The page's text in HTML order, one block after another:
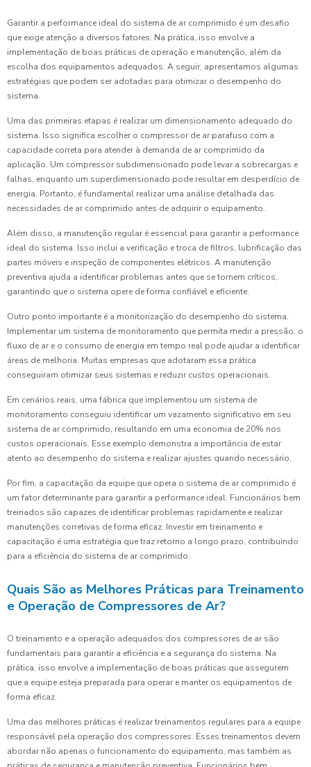
Garantir a performance ideal do sistema de ar comprimido é um desafio
que exige atenção a diversos fatores. Na prática, isso envolve a
implementação de boas práticas de operação e manutenção, além da
escolha dos equipamentos adequados. A seguir, apresentamos algumas
estratégias que podem ser adotadas para otimizar o desempenho do
sistema.
Uma das primeiras etapas é realizar um dimensionamento adequado do
sistema. Isso significa escolher o compressor de ar parafuso com a
capacidade correta para atender à demanda de ar comprimido da
aplicação. Um compressor subdimensionado pode levar a sobrecargas e
falhas, enquanto um superdimensionado pode resultar em desperdício de
energia. Portanto, é fundamental realizar uma análise detalhada das
necessidades de ar comprimido antes de adquirir o equipamento.
Além disso, a manutenção regular é essencial para garantir a performance
ideal do sistema. Isso inclui a verificação e troca de filtros, lubrificação das
partes móveis e inspeção de componentes elétricos. A manutenção
preventiva ajuda a identificar problemas antes que se tornem críticos,
garantindo que o sistema opere de forma confiável e eficiente.
Outro ponto importante é a monitorização do desempenho do sistema.
Implementar um sistema de monitoramento que permita medir a pressão, o
fluxo de ar e o consumo de energia em tempo real pode ajudar a identificar
áreas de melhoria. Muitas empresas que adotaram essa prática
conseguiram otimizar seus sistemas e reduzir custos operacionais.
Em cenários reais, uma fábrica que implementou um sistema de
monitoramento conseguiu identificar um vazamento significativo em seu
sistema de ar comprimido, resultando em uma economia de 20% nos
custos operacionais. Esse exemplo demonstra a importância de estar
atento ao desempenho do sistema e realizar ajustes quando necessário.
Por fim, a capacitação da equipe que opera o sistema de ar comprimido é
um fator determinante para garantir a performance ideal. Funcionários bem
treinados são capazes de identificar problemas rapidamente e realizar
manutenções corretivas de forma eficaz. Investir em treinamento e
capacitação é uma estratégia que traz retorno a longo prazo, contribuindo
para a eficiência do sistema de ar comprimido.
Quais São as Melhores Práticas para Treinamento
e Operação de Compressores de Ar?
O treinamento e a operação adequados dos compressores de ar são
fundamentais para garantir a eficiência e a segurança do sistema. Na
prática, isso envolve a implementação de boas práticas que assegurem
que a equipe esteja preparada para operar e manter os equipamentos de
forma eficaz.
Uma das melhores práticas é realizar treinamentos regulares para a equipe
responsável pela operação dos compressores. Esses treinamentos devem
abordar não apenas o funcionamento do equipamento, mas também as